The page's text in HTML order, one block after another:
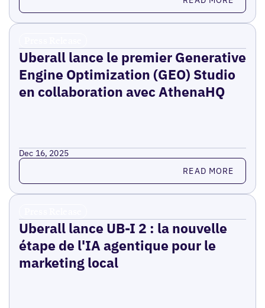
Uberall lance le premier Generative
Engine Optimization (GEO) Studio
en collaboration avec AthenaHQ
Dec 16, 2025
Read more READ MORE
Uberall lance UB-I 2 : la nouvelle
étape de l'IA agentique pour le
marketing local